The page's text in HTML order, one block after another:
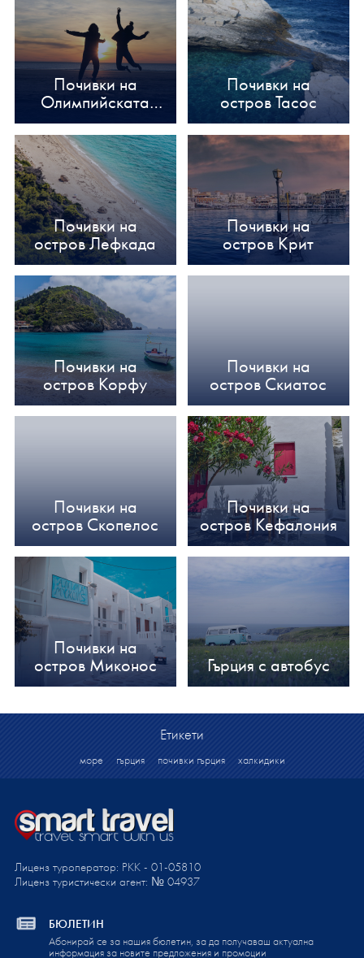
Почивки на
Олимпийската
Ривиера
Почивки на
остров Тасос
Почивки на
остров Лефкада
Почивки на
остров Крит
Почивки на
остров Корфу
Почивки на
остров Скиатос
Почивки на
остров Скопелос
Почивки на
остров Кефалония
Почивки на
остров Миконос Гърция с автобус
Етикети
море гърция почивки гърция халкидики
Лиценз туроператор: PKK - 01-05810
Лиценз туристически агент: № 04937
БЮЛЕТИН
Абонирай се за нашия бюлетин, за да получаваш актуална
информация за новите предложения и промоции